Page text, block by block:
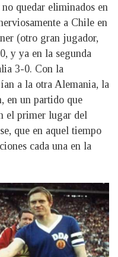
quedar eliminados en
a Chile en
(otro gran jugador,
y ya en la segunda
3-0. Con la
a la otra Alemania, la
en un partido que
el primer lugar del
que en aquel tiempo
cada una en la